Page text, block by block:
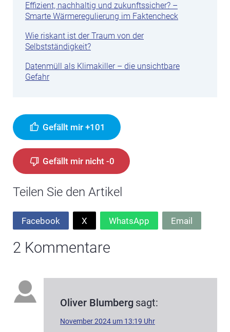
Effizient, nachhaltig und zukunftssicher? –
Smarte Wärmeregulierung im Faktencheck
Wie riskant ist der Traum von der
Selbstständigkeit?
Datenmüll als Klimakiller – die unsichtbare
Gefahr
Gefällt mir +101
Gefällt mir nicht -0
Teilen Sie den Artikel
Facebook X WhatsApp Email
2 Kommentare
Oliver Blumberg sagt:
November 2024 um 13:19 Uhr